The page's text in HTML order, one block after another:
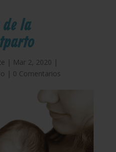
la
| Mar 2, 2020 |
| 0 Comentarios